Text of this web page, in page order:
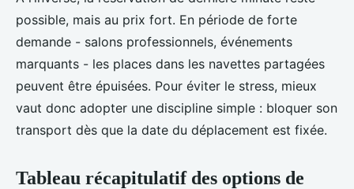
possible, mais au prix fort. En période de forte
demande - salons professionnels, événements
marquants - les places dans les navettes partagées
peuvent être épuisées. Pour éviter le stress, mieux
vaut donc adopter une discipline simple : bloquer son
transport dès que la date du déplacement est fixée.
Tableau récapitulatif des options de